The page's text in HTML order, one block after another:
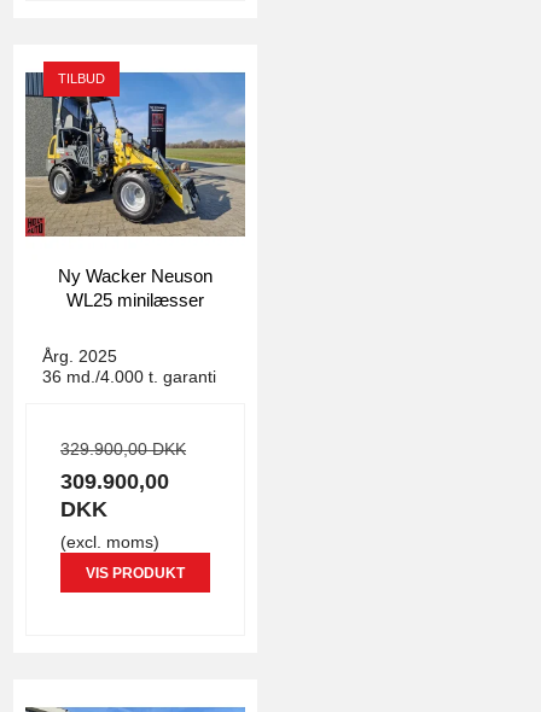
TILBUD
Ny Wacker Neuson
WL25 minilæsser
Årg. 2025
36 md./4.000 t. garanti
329.900,00 DKK
309.900,00
DKK
(excl. moms)
VIS PRODUKT